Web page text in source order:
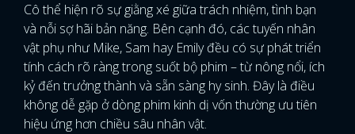
Cô thể hiện rõ sự giằng xé giữa trách nhiệm, tình bạn
và nỗi sợ hãi bản năng. Bên cạnh đó, các tuyến nhân
vật phụ như Mike, Sam hay Emily đều có sự phát triển
tính cách rõ ràng trong suốt bộ phim – từ nông nổi, ích
kỷ đến trưởng thành và sẵn sàng hy sinh. Đây là điều
không dễ gặp ở dòng phim kinh dị vốn thường ưu tiên
hiệu ứng hơn chiều sâu nhân vật.